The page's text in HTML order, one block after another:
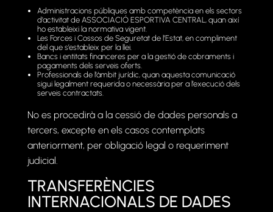
Administracions públiques amb competència en els sectors
d’activitat de ASSOCIACIÓ ESPORTIVA CENTRAL, quan així
ho estableixi la normativa vigent.
Les Forces i Cossos de Seguretat de l’Estat, en compliment
del que s’estableix per la llei.
Bancs i entitats financeres per a la gestió de cobraments i
pagaments dels serveis oferts.
Professionals de l’àmbit jurídic, quan aquesta comunicació
sigui legalment requerida o necessària per a l’execució dels
serveis contractats.
No es procedirà a la cessió de dades personals a
tercers, excepte en els casos contemplats
anteriorment, per obligació legal o requeriment
judicial.
TRANSFERÈNCIES
INTERNACIONALS DE DADES